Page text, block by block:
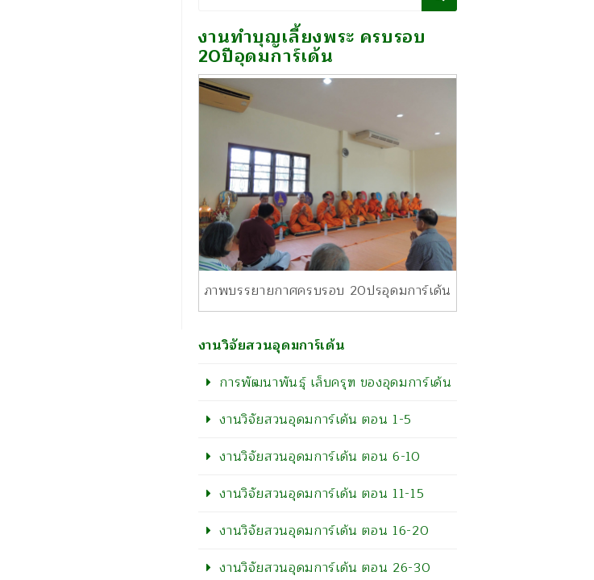
งานทำบุญเลี้ยงพระ ครบรอบ
20ปีอุดมการ์เด้น
ภาพบรรยายกาศครบรอบ 20ปรอุดมการ์เด้น
งานวิจัยสวนอุดมการ์เด้น
การพัฒนาพันธุ์ เล็บครุฑ ของอุดมการ์เด้น
งานวิจัยสวนอุดมการ์เด้น ตอน 1-5
งานวิจัยสวนอุดมการ์เด้น ตอน 6-10
งานวิจัยสวนอุดมการ์เด้น ตอน 11-15
งานวิจัยสวนอุดมการ์เด้น ตอน 16-20
งานวิจัยสวนอุดมการ์เด้น ตอน 26-30